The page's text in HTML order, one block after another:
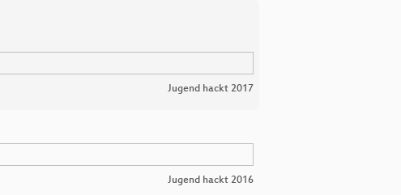
Jugend hackt 2017
Jugend hackt 2016